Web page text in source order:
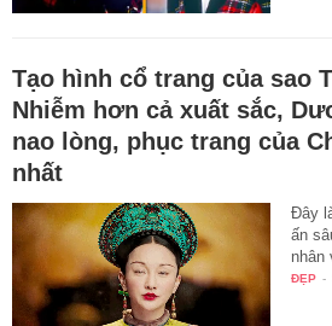
Tạo hình cổ trang của sao
Nhiễm hơn cả xuất sắc,
nao lòng, phục trang của
nhất
Đây
ấn
nhân
ĐẸP -